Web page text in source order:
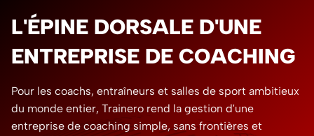
L'ÉPINE DORSALE D'UNE
ENTREPRISE DE COACHING
Pour les coachs, entraîneurs et salles de sport ambitieux
du monde entier, Trainero rend la gestion d'une
entreprise de coaching simple, sans frontières et